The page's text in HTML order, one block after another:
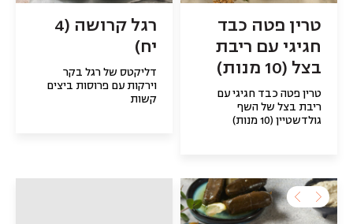
טרין פטה כבד
חגיגי עם ריבת
בצל (10 מנות)
טרין פטה כבד חגיגי עם
ריבת בצל של השף
גולדשטיין (10 מנות)
רגל קרושה (4
יח)
דליקטס של רגל בקר
וירקות עם פרוסות ביצים
קשות